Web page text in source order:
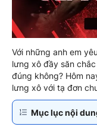
Với những anh em
lưng xô đầy săn
đúng không? Hôm
lưng xô với tạ đơn
Mục lục nội